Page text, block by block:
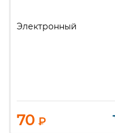
Электронный
70 ₽